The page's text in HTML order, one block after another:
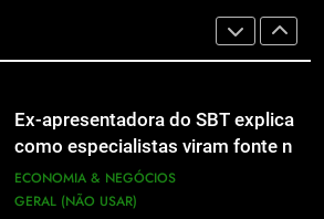
competitivo, médicos apostam na
construção de marca para crescer
Ex-apresentadora do SBT explica
como especialistas viram fonte na
mídia
ECONOMIA & NEGÓCIOS
GERAL (NÃO USAR)